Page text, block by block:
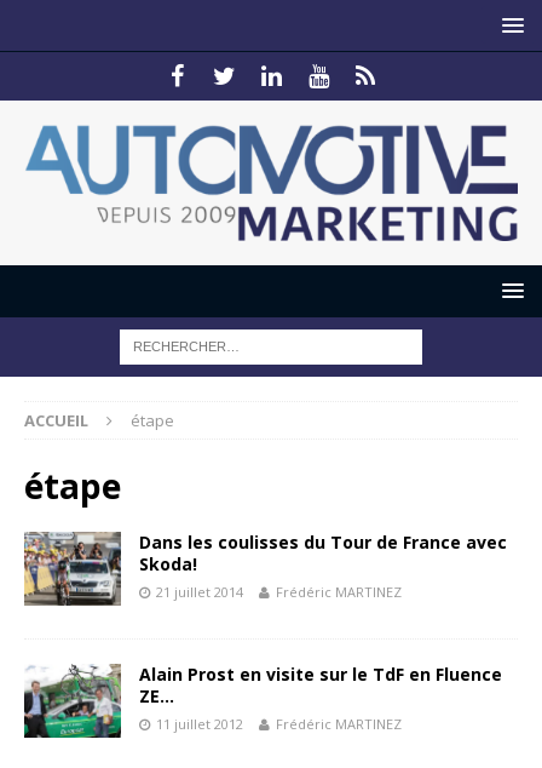
ACCUEIL étape
étape
Dans les coulisses du Tour de France avec
Skoda!
21 juillet 2014 Frédéric MARTINEZ
Alain Prost en visite sur le TdF en Fluence
ZE…
11 juillet 2012 Frédéric MARTINEZ